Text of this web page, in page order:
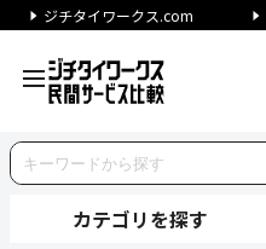
ジチタイワークス.com
カテゴリを探す